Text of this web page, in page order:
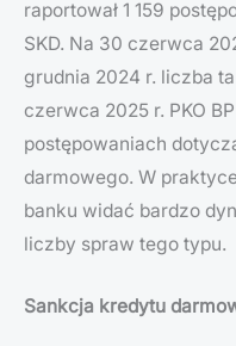
raportował 1 159
SKD. Na 30 czerwca
grudnia 2024 r. liczba
czerwca 2025 r. PKO
postępowaniach
darmowego. W
banku widać bardzo
liczby spraw tego typu.
Sankcja kredytu